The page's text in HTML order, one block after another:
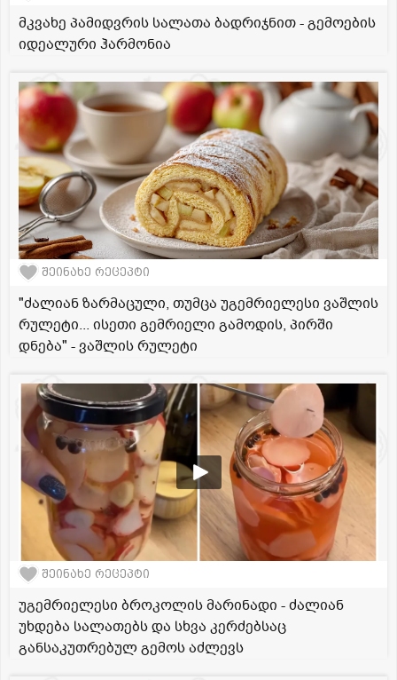
მკვახე პამიდვრის სალათა ბადრიჯნით - გემოების
იდეალური ჰარმონია
შეინახე რეცეპტი
"ძალიან ზარმაცული, თუმცა უგემრიელესი ვაშლის
რულეტი... ისეთი გემრიელი გამოდის, პირში
დნება" - ვაშლის რულეტი
შეინახე რეცეპტი
უგემრიელესი ბროკოლის მარინადი - ძალიან
უხდება სალათებს და სხვა კერძებსაც
განსაკუთრებულ გემოს აძლევს